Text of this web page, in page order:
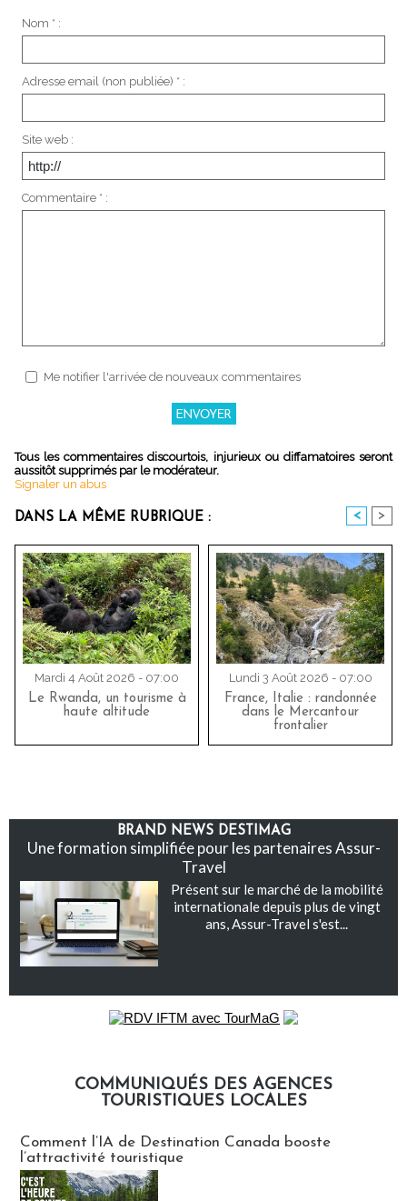
Nom * :
Adresse email (non publiée) * :
Site web :
Commentaire * :
Me notifier l'arrivée de nouveaux commentaires
Tous les commentaires discourtois, injurieux ou diffamatoires seront
aussitôt supprimés par le modérateur.
Signaler un abus
DANS LA MÊME RUBRIQUE : < >
Mardi 4 Août 2026 - 07:00
Le Rwanda, un tourisme à
haute altitude
Lundi 3 Août 2026 - 07:00
France, Italie : randonnée
dans le Mercantour
frontalier
BRAND NEWS DESTIMAG
Une formation simplifiée pour les partenaires Assur-
Travel
Présent sur le marché de la mobilité
internationale depuis plus de vingt
ans, Assur-Travel s'est...
COMMUNIQUÉS DES AGENCES
TOURISTIQUES LOCALES
Comment l’IA de Destination Canada booste
l’attractivité touristique